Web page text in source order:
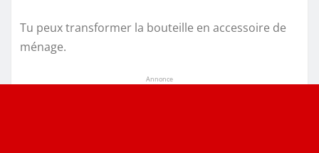
Tu peux transformer la bouteille en accessoire de
ménage.
Annonce